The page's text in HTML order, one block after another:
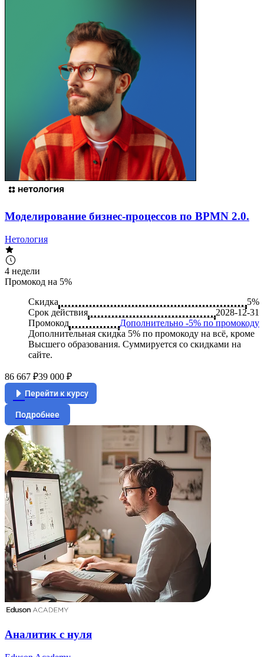
Моделирование бизнес-процессов по BPMN 2.0.
Нетология
4 недели
Промокод на 5%
Скидка
5%
Срок действия
2028-12-31
Промокод
Дополнительно -5% по промокоду
Дополнительная скидка 5% по промокоду на всё, кроме
Высшего образования. Суммируется со скидками на
сайте.
86 667 ₽39 000 ₽
Перейти к курсу
Подробнее
Аналитик с нуля